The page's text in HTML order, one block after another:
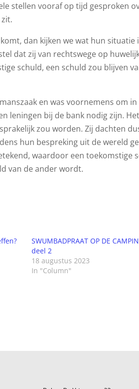
stellen vooraf op tijd gesproken
dan kijken we wat hun
dat zij van rechtswege op
schuld, een schuld zou blijven
en was voornemens om
leningen bij de bank nodig zijn.
zou worden. Zij dachten
hun bespreking uit de wereld
waardoor een toekomstige
van de ander wordt.
SWUMBADPRAAT OP DE
deel 2
18 augustus 2023
In "Column"